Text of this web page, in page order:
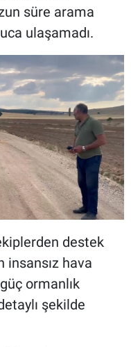
süre arama
ulaşamadı.
destek
hava
ormanlık
şekilde